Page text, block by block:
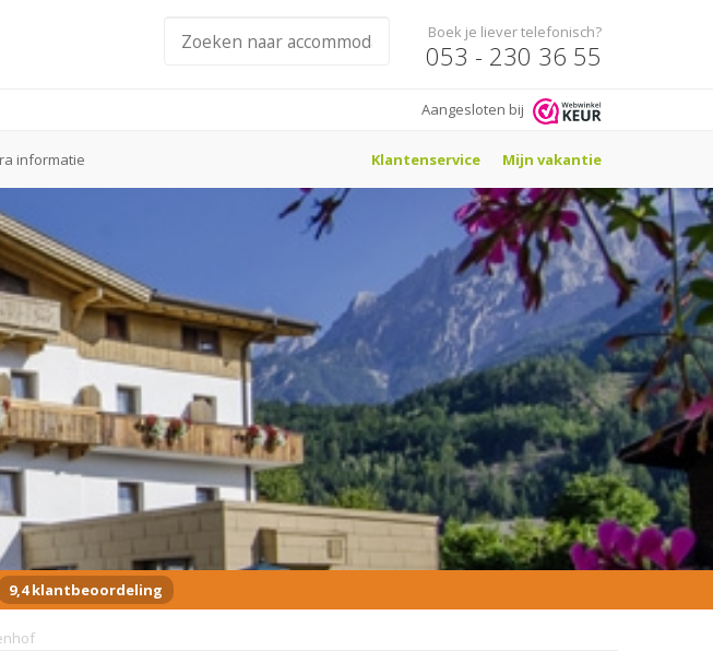
Boek je liever telefonisch?
053 - 230 36 55
Aangesloten bij
informatie Klantenservice Mijn vakantie
9,4 klantbeoordeling